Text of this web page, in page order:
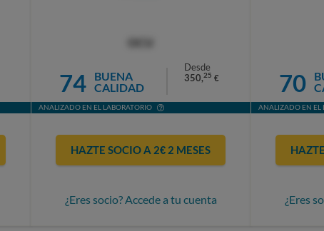
74
BUENA
CALIDAD
Desde
350,25 €
ANALIZADO EN EL LABORATORIO
HAZTE SOCIO A 2€ 2 MESES
¿Eres socio? Accede a tu cuenta
70
ANALIZADO EN EL
¿Eres